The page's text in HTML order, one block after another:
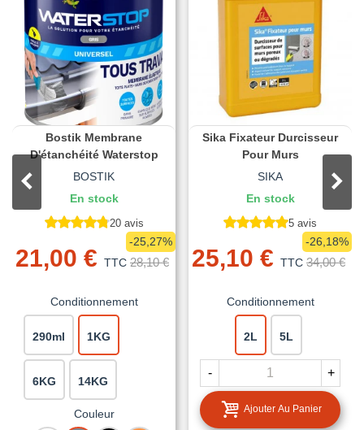
Bostik Membrane
D'étanchéité Waterstop
BOSTIK
En stock
20 avis
21,00 € TTC 28,10 €
-25,27%
Conditionnement
290ml 1KG
6KG 14KG
Couleur
Sika Fixateur Durcisseur
Pour Murs
SIKA
En stock
5 avis
25,10 € TTC 34,00 €
-26,18%
Conditionnement
2L 5L
- +
Ajouter Au Panier